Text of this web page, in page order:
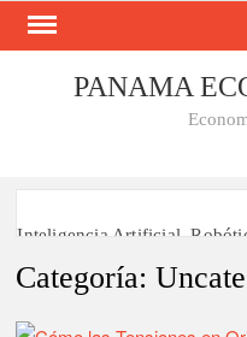
Saltar
contenidoPANAMA
Inteligencia Artificial,
Cómo las Tensiones en
Categoría: